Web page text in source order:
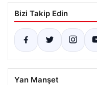
Bizi Takip Edin
Yan Manşet